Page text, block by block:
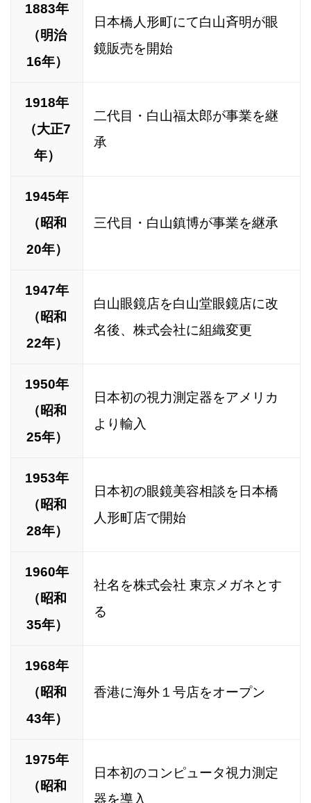
1883年
（明治
16年）
日本橋人形町にて白山斉明が眼
鏡販売を開始
1918年
（大正7
年）
二代目・白山福太郎が事業を継
承
1945年
（昭和
20年）
三代目・白山鎮博が事業を継承
1947年
（昭和
22年）
白山眼鏡店を白山堂眼鏡店に改
名後、株式会社に組織変更
1950年
（昭和
25年）
日本初の視力測定器をアメリカ
より輸入
1953年
（昭和
28年）
日本初の眼鏡美容相談を日本橋
人形町店で開始
1960年
（昭和
35年）
社名を株式会社 東京メガネとす
る
1968年
（昭和
43年）
香港に海外１号店をオープン
1975年
（昭和
日本初のコンピュータ視力測定
器を導入